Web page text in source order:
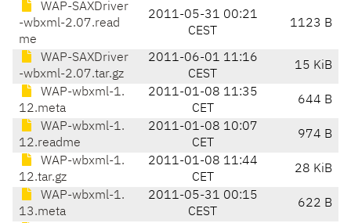
WAP-SAXDriver
-wbxml-2.07.read
me
2011-05-31 00:21
CEST
1123 B
WAP-SAXDriver
-wbxml-2.07.tar.gz
2011-06-01 11:16
CEST
15 KiB
WAP-wbxml-1.
12.meta
2011-01-08 11:35
CET
644 B
WAP-wbxml-1.
12.readme
2011-01-08 10:07
CET
974 B
WAP-wbxml-1.
12.tar.gz
2011-01-08 11:44
CET
28 KiB
WAP-wbxml-1.
13.meta
2011-05-31 00:15
CEST
622 B